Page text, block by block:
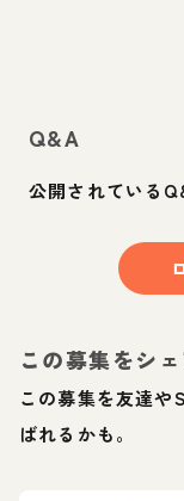
Q&A
公開されている
この募集をシ
この募集を友達や
ばれるかも。